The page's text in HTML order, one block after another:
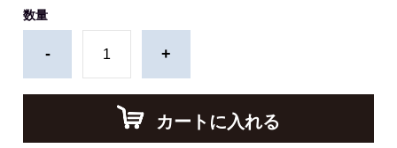
数量
- +
カートに入れる